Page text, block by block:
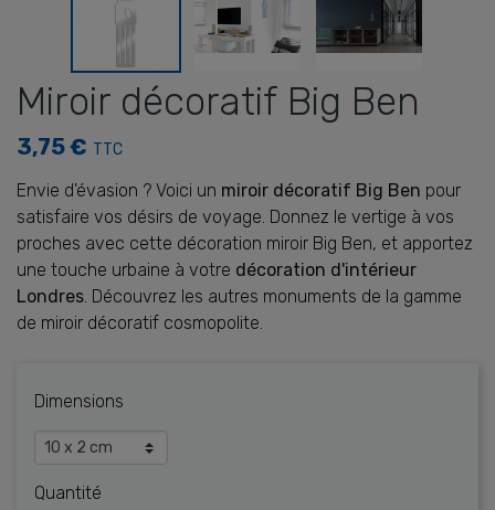
Miroir décoratif Big Ben
3,75 € TTC
Envie d'évasion ? Voici un miroir décoratif Big Ben pour
satisfaire vos désirs de voyage. Donnez le vertige à vos
proches avec cette décoration miroir Big Ben, et apportez
une touche urbaine à votre décoration d'intérieur
Londres. Découvrez les autres monuments de la gamme
de miroir décoratif cosmopolite.
Dimensions
Quantité